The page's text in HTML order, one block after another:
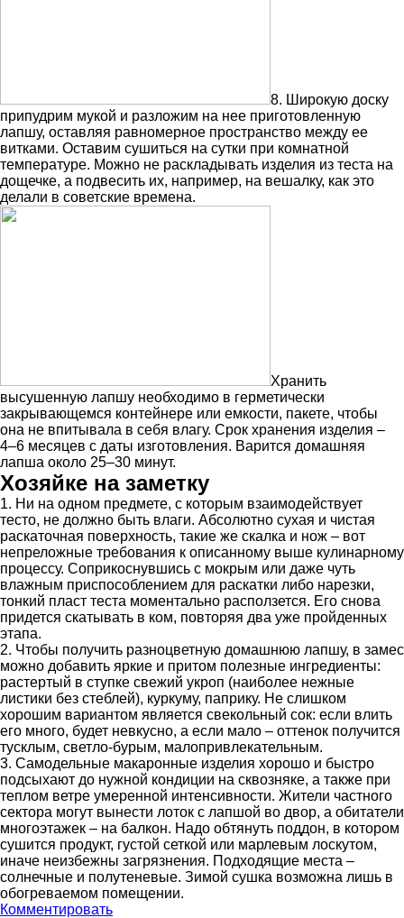
8. Широкую доску
припудрим мукой и разложим на нее приготовленную
лапшу, оставляя равномерное пространство между ее
витками. Оставим сушиться на сутки при комнатной
температуре. Можно не раскладывать изделия из теста на
дощечке, а подвесить их, например, на вешалку, как это
делали в советские времена.
Хранить
высушенную лапшу необходимо в герметически
закрывающемся контейнере или емкости, пакете, чтобы
она не впитывала в себя влагу. Срок хранения изделия –
4–6 месяцев с даты изготовления. Варится домашняя
лапша около 25–30 минут.
Хозяйке на заметку
1. Ни на одном предмете, с которым взаимодействует
тесто, не должно быть влаги. Абсолютно сухая и чистая
раскаточная поверхность, такие же скалка и нож – вот
непреложные требования к описанному выше кулинарному
процессу. Соприкоснувшись с мокрым или даже чуть
влажным приспособлением для раскатки либо нарезки,
тонкий пласт теста моментально расползется. Его снова
придется скатывать в ком, повторяя два уже пройденных
этапа.
2. Чтобы получить разноцветную домашнюю лапшу, в замес
можно добавить яркие и притом полезные ингредиенты:
растертый в ступке свежий укроп (наиболее нежные
листики без стеблей), куркуму, паприку. Не слишком
хорошим вариантом является свекольный сок: если влить
его много, будет невкусно, а если мало – оттенок получится
тусклым, светло-бурым, малопривлекательным.
3. Самодельные макаронные изделия хорошо и быстро
подсыхают до нужной кондиции на сквозняке, а также при
теплом ветре умеренной интенсивности. Жители частного
сектора могут вынести лоток с лапшой во двор, а обитатели
многоэтажек – на балкон. Надо обтянуть поддон, в котором
сушится продукт, густой сеткой или марлевым лоскутом,
иначе неизбежны загрязнения. Подходящие места –
солнечные и полутеневые. Зимой сушка возможна лишь в
обогреваемом помещении.
Комментировать